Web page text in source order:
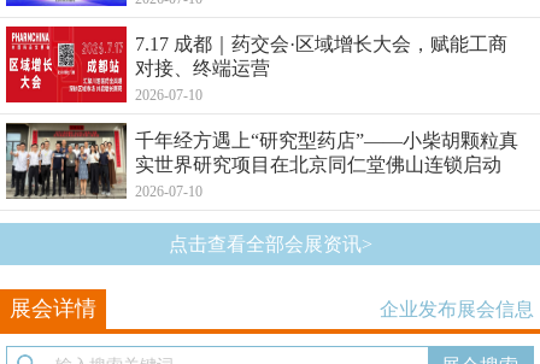
7.17 成都｜药交会·区域增长大会，赋能工商
对接、终端运营
2026-07-10
千年经方遇上“研究型药店”——小柴胡颗粒真
实世界研究项目在北京同仁堂佛山连锁启动
2026-07-10
点击查看全部会展资讯>
展会详情 企业发布展会信息